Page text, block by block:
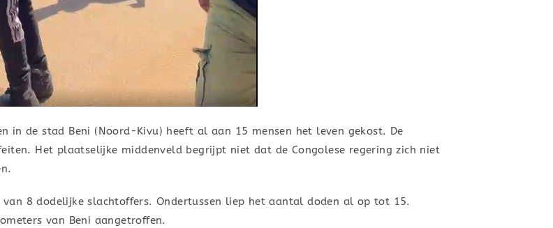
in de stad Beni (Noord-Kivu) heeft al aan 15 mensen het leven gekost. De
Het plaatselijke middenveld begrijpt niet dat de Congolese regering zich niet
8 dodelijke slachtoffers. Ondertussen liep het aantal doden al op tot 15.
van Beni aangetroffen.